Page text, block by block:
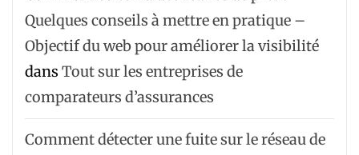
Quelques conseils à mettre en pratique –
Objectif du web pour améliorer la visibilité
dans Tout sur les entreprises de
comparateurs d’assurances
Comment détecter une fuite sur le réseau de